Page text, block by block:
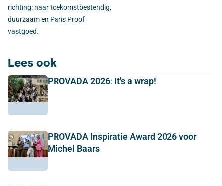
richting: naar toekomstbestendig,
duurzaam en Paris Proof
vastgoed.
Lees ook
PROVADA 2026: It's a wrap!
PROVADA Inspiratie Award 2026 voor
Michel Baars